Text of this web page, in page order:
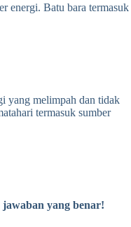
energi. Batu bara termasuk
yang melimpah dan tidak
termasuk sumber
yang benar!